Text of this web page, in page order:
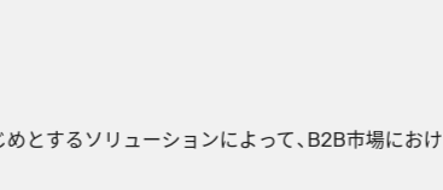
とするソリューションによって、B2B市場におけ